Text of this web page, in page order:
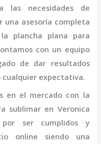
las necesidades de
una asesoría completa
plancha plana para
con un equipo
de dar resultados
cualquier expectativa.
en el mercado con la
sublimar en Veronica
ser cumplidos y
online siendo una